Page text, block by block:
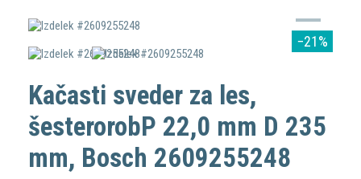
−21%
Kačasti sveder za les,
šesterorobP 22,0 mm D 235
mm, Bosch 2609255248